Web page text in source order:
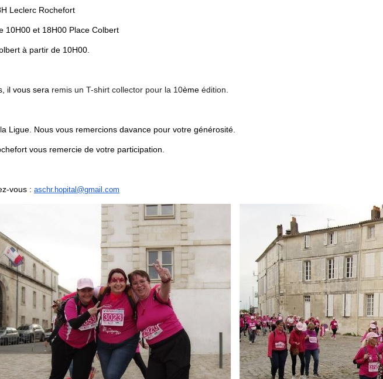
Leclerc Rochefort
10H00 et 18H00 Place Colbert
à partir de 10H00.
il vous sera remis un T-shirt collector pour la 10ème édition.
Ligue. Nous vous remercions davance pour votre générosité.
vous remercie de votre participation.
vous : aschr.hopital@gmail.com